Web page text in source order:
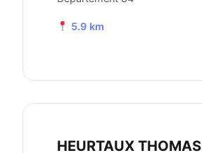
5.9 km
HEURTAUX THOMAS